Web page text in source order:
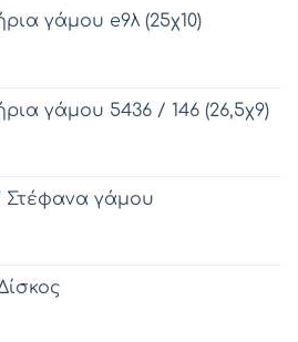
γάμου e9λ (25χ10)
γάμου 5436 / 146 (26,5χ9)
Στέφανα γάμου